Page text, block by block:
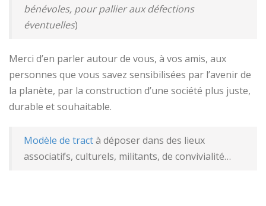
bénévoles, pour pallier aux défections
éventuelles)
Merci d’en parler autour de vous, à vos amis, aux
personnes que vous savez sensibilisées par l’avenir de
la planète, par la construction d’une société plus juste,
durable et souhaitable.
Modèle de tractà déposer dans des lieux
associatifs, culturels, militants, de convivialité…